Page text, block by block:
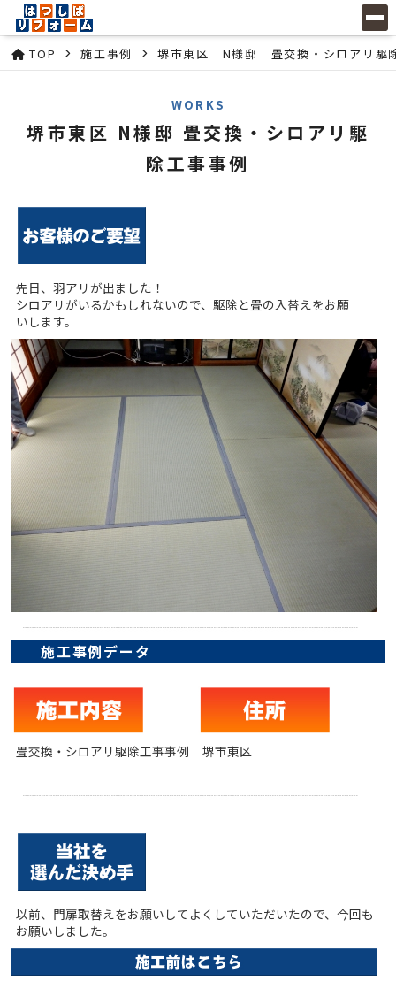
TOP 施工事例 堺市東区 N様邸 畳交換・シロアリ駆
WORKS
堺市東区 N様邸 畳交換・シロアリ駆
除工事事例
先日、羽アリが出ました！
シロアリがいるかもしれないので、駆除と畳の入替えをお願
いします。
施工事例データ
畳交換・シロアリ駆除工事事例 堺市東区
以前、門扉取替えをお願いしてよくしていただいたので、今回も
お願いしました。